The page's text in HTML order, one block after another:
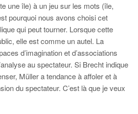
une île) à un jeu sur les mots (île,
pourquoi nous avons choisi cet
qui peut tourner. Lorsque cette
elle est comme un autel. La
d’imagination et d’associations
au spectateur. Si Brecht indique
Müller a tendance à affoler et à
du spectateur. C’est là que je veux